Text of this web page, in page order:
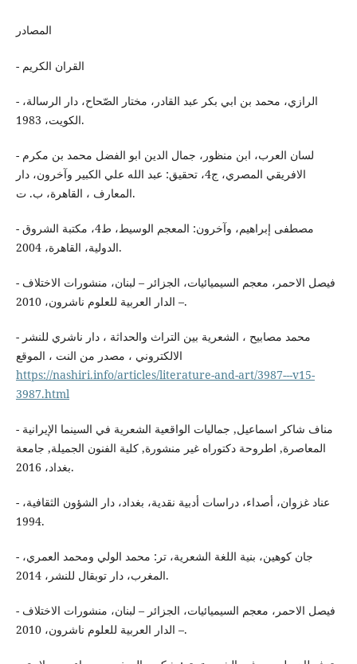
المصادر
- القران الكريم
- الرازي، محمد بن ابي بكر عبد القادر، مختار الصّحاح، دار الرسالة،
الكويت، 1983.
- لسان العرب، ابن منظور، جمال الدين ابو الفضل محمد بن مكرم
الافريقي المصري، ج4، تحقيق: عبد الله علي الكبير وآخرون، دار
المعارف ، القاهرة، ب. ت.
- مصطفى إبراهيم، وآخرون: المعجم الوسيط، ط4، مكتبة الشروق
الدولية، القاهرة، 2004.
- فيصل الاحمر، معجم السيميائيات، الجزائر – لبنان، منشورات الاختلاف
– الدار العربية للعلوم ناشرون، 2010.
- محمد مصابيح ، الشعرية بين التراث والحداثة ، دار ناشري للنشر
الالكتروني ، مصدر من النت ، الموقع
https://nashiri.info/articles/literature-and-art/3987---v15-
3987.html
- مناف شاكر اسماعيل, جماليات الواقعية الشعرية في السينما الإيرانية
المعاصرة, اطروحة دكتوراه غير منشورة, كلية الفنون الجميلة, جامعة
بغداد، 2016.
- عناد غزوان، أصداء، دراسات أدبية نقدية، بغداد، دار الشؤون الثقافية،
1994.
- جان كوهين، بنية اللغة الشعرية، تر: محمد الولي ومحمد العمري،
المغرب، دار توبقال للنشر، 2014.
- فيصل الاحمر، معجم السيميائيات، الجزائر – لبنان، منشورات الاختلاف
– الدار العربية للعلوم ناشرون، 2010.